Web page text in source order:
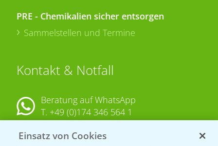
PRE - Chemikalien sicher entsorgen
Sammelstellen und Termine
Kontakt & Notfall
Beratung auf WhatsApp
T. +49 (0)174 346 564 1
KONTAKT
Einsatz von Cookies